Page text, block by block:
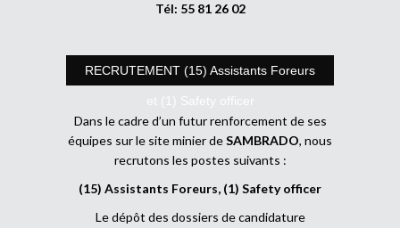
Tél: 55 81 26 02
RECRUTEMENT (15) Assistants Foreurs
et (1) Safety officer
Dans le cadre d’un futur renforcement de ses
équipes sur le site minier deSAMBRADO, nous
recrutons les postes suivants :
(15) Assistants Foreurs, (1) Safety officer
Le dépôt des dossiers de candidature